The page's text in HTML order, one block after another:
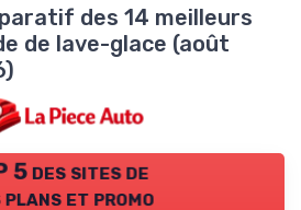
des 14 meilleurs
de lave-glace (août
5 des sites de
plans et promo